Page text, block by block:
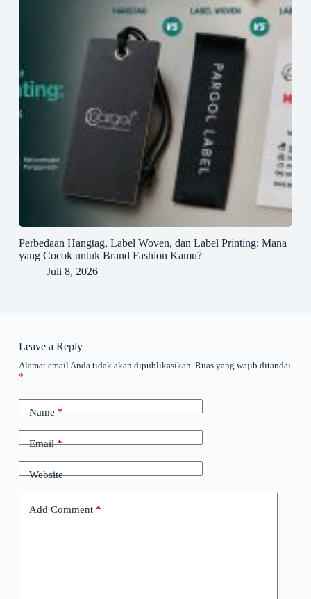
Perbedaan Hangtag, Label Woven, dan Label Printing: Mana
yang Cocok untuk Brand Fashion Kamu?
Juli 8, 2026
Leave a Reply
Alamat email Anda tidak akan dipublikasikan. Ruas yang wajib ditandai
*
Name*
Email*
Website
Add Comment*